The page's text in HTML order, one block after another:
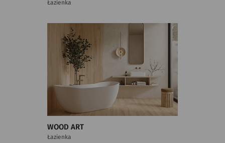
Łazienka
WOOD ART
Łazienka